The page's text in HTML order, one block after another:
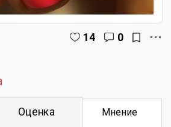
14 0
Оценка Мнение